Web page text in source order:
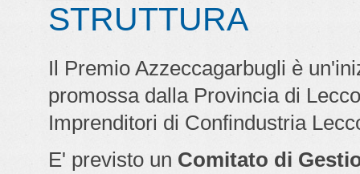
STRUTTURA
Il Premio Azzeccagarbugli è
promossa dalla Provincia di
Imprenditori di Confindustria
E' previsto un Comitato di